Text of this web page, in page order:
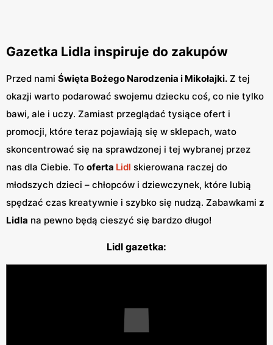
Gazetka Lidla inspiruje do zakupów
Przed nami Święta Bożego Narodzenia i Mikołajki. Z tej
okazji warto podarować swojemu dziecku coś, co nie tylko
bawi, ale i uczy. Zamiast przeglądać tysiące ofert i
promocji, które teraz pojawiają się w sklepach, wato
skoncentrować się na sprawdzonej i tej wybranej przez
nas dla Ciebie. To oferta Lidl skierowana raczej do
młodszych dzieci – chłopców i dziewczynek, które lubią
spędzać czas kreatywnie i szybko się nudzą. Zabawkami z
Lidla na pewno będą cieszyć się bardzo długo!
Lidl gazetka: